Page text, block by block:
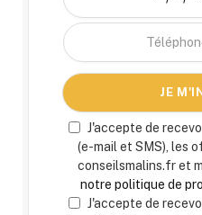
J'accepte de
(e-mail et SMS), les
conseilsmalins.fr et
notre politique de
J'accepte de